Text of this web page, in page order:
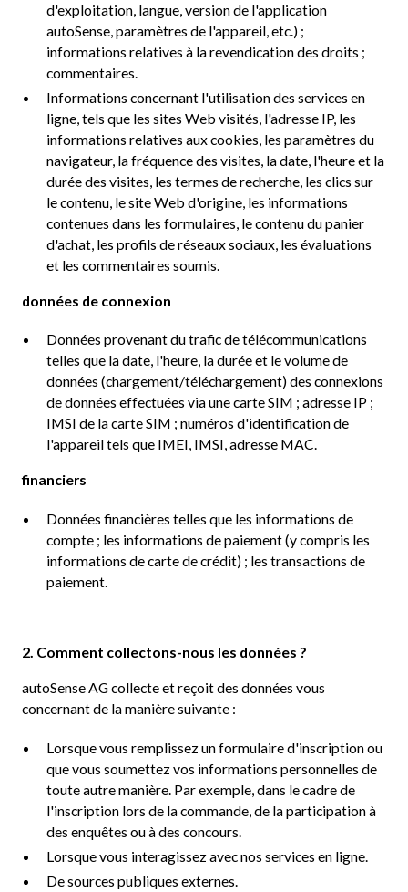
d'exploitation, langue, version de l'application
autoSense, paramètres de l'appareil, etc.) ;
informations relatives à la revendication des droits ;
commentaires.
Informations concernant l'utilisation des services en
ligne, tels que les sites Web visités, l'adresse IP, les
informations relatives aux cookies, les paramètres du
navigateur, la fréquence des visites, la date, l'heure et la
durée des visites, les termes de recherche, les clics sur
le contenu, le site Web d'origine, les informations
contenues dans les formulaires, le contenu du panier
d'achat, les profils de réseaux sociaux, les évaluations
et les commentaires soumis.
données de connexion
Données provenant du trafic de télécommunications
telles que la date, l'heure, la durée et le volume de
données (chargement/téléchargement) des connexions
de données effectuées via une carte SIM ; adresse IP ;
IMSI de la carte SIM ; numéros d'identification de
l'appareil tels que IMEI, IMSI, adresse MAC.
financiers
Données financières telles que les informations de
compte ; les informations de paiement (y compris les
informations de carte de crédit) ; les transactions de
paiement.
2. Comment collectons-nous les données ?
autoSense AG collecte et reçoit des données vous
concernant de la manière suivante :
Lorsque vous remplissez un formulaire d'inscription ou
que vous soumettez vos informations personnelles de
toute autre manière. Par exemple, dans le cadre de
l'inscription lors de la commande, de la participation à
des enquêtes ou à des concours.
Lorsque vous interagissez avec nos services en ligne.
De sources publiques externes.